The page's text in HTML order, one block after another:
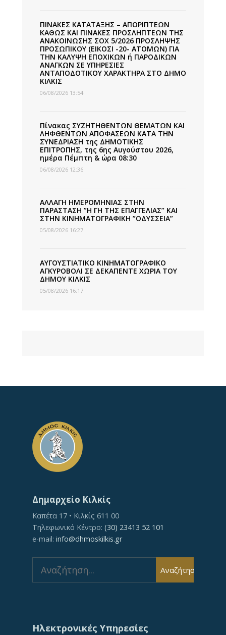
ΠΙΝΑΚΕΣ ΚΑΤΑΤΑΞΗΣ – ΑΠΟΡΙΠΤΕΩΝ
ΚΑΘΩΣ ΚΑΙ ΠΙΝΑΚΕΣ ΠΡΟΣΛΗΠΤΕΩΝ ΤΗΣ
ΑΝΑΚΟΙΝΩΣΗΣ ΣΟΧ 5/2026 ΠΡΟΣΛΗΨΗΣ
ΠΡΟΣΩΠΙΚΟΥ (ΕΙΚΟΣΙ -20- ΑΤΟΜΩΝ) ΓΙΑ
ΤΗΝ ΚΑΛΥΨΗ ΕΠΟΧΙΚΩΝ ή ΠΑΡΟΔΙΚΩΝ
ΑΝΑΓΚΩΝ ΣΕ ΥΠΗΡΕΣΙΕΣ
ΑΝΤΑΠΟΔΟΤΙΚΟΥ ΧΑΡΑΚΤΗΡΑ ΣΤΟ ΔΗΜΟ
ΚΙΛΚΙΣ
06/08/2026 13:54
Πίνακας ΣΥΖΗΤΗΘΕΝΤΩΝ ΘΕΜΑΤΩΝ ΚΑΙ
ΛΗΦΘΕΝΤΩΝ ΑΠΟΦΑΣΕΩΝ ΚΑΤΑ ΤΗΝ
ΣΥΝΕΔΡΙΑΣΗ της ΔΗΜΟΤΙΚΗΣ
ΕΠΙΤΡΟΠΗΣ, της 6ης Αυγούστου 2026,
ημέρα Πέμπτη & ώρα 08:30
06/08/2026 12:36
ΑΛΛΑΓΗ ΗΜΕΡΟΜΗΝΙΑΣ ΣΤΗΝ
ΠΑΡΑΣΤΑΣΗ ”Η ΓΗ ΤΗΣ ΕΠΑΓΓΕΛΙΑΣ” ΚΑΙ
ΣΤΗΝ ΚΙΝΗΜΑΤΟΓΡΑΦΙΚΗ ”ΟΔΥΣΣΕΙΑ”
05/08/2026 16:27
ΑΥΓΟΥΣΤΙΑΤΙΚΟ ΚΙΝΗΜΑΤΟΓΡΑΦΙΚΟ
ΑΓΚΥΡΟΒΟΛΙ ΣΕ ΔΕΚΑΠΕΝΤΕ ΧΩΡΙΑ ΤΟΥ
ΔΗΜΟΥ ΚΙΛΚΙΣ
05/08/2026 16:17
Δημαρχείο Κιλκίς
Καπέτα 17 • Κιλκίς 611 00
Τηλεφωνικό Κέντρο: (30) 23413 52 101
e-mail: info@dhmoskilkis.gr
for:
Αναζήτηση
Ηλεκτρονικές Υπηρεσίες